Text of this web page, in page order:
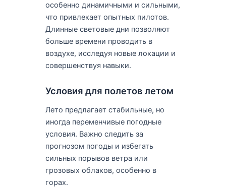
особенно динамичными и сильными,
что привлекает опытных пилотов.
Длинные световые дни позволяют
больше времени проводить в
воздухе, исследуя новые локации и
совершенствуя навыки.
Условия для полетов летом
Лето предлагает стабильные, но
иногда переменчивые погодные
условия. Важно следить за
прогнозом погоды и избегать
сильных порывов ветра или
грозовых облаков, особенно в
горах.